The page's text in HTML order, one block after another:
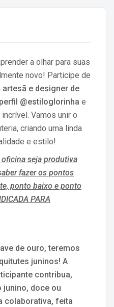
a olhar para suas
novo! Participe de
artesã e designer de
@estiloglorinha e
Vamos unir o
criando uma linda
e estilo!
oficina seja produtiva
fazer os pontos
ponto baixo e ponto
PARA
de ouro, teremos
juninos! A
contribua,
junino, doce ou
colaborativa, feita